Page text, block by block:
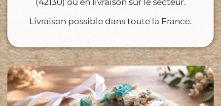
Livraison possible dans toute la France.